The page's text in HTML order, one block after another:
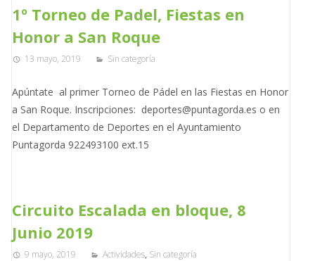
1º Torneo de Padel, Fiestas en
Honor a San Roque
13 mayo, 2019 Sin categoría
Apúntate al primer Torneo de Pádel en las Fiestas en Honor
a San Roque. Inscripciones: deportes@puntagorda.es o en
el Departamento de Deportes en el Ayuntamiento
Puntagorda 922493100 ext.15
Circuito Escalada en bloque, 8
Junio 2019
9 mayo, 2019 Actividades, Sin categoría